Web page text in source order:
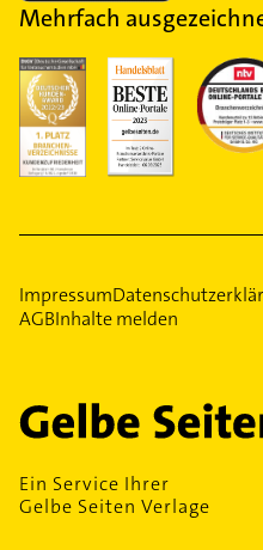
Mehrfach
Impressum
AGBInhalte melden
Ein Service Ihrer
Gelbe Seiten Verlage